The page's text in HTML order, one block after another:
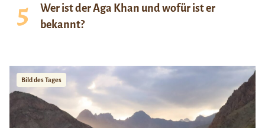
Wer ist der Aga Khan und wofür ist er
bekannt?
Bild des Tages